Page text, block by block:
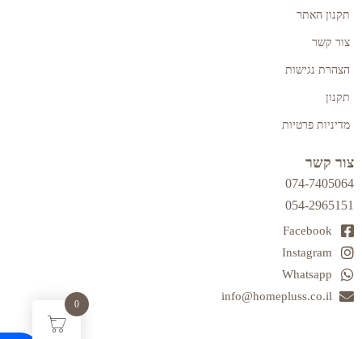
תקנון האתר
צור קשר
הצהרת נגישות
תקנון
מדיניות פרטיות
צור קשר
074-7405064
054-2965151
Facebook
Instagram
Whatsapp
info@homepluss.co.il
0